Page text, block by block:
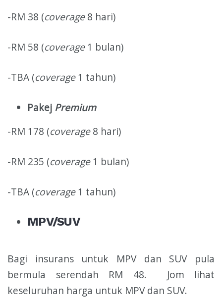
-RM 38 (coverage8 hari)
-RM 58 (coverage1 bulan)
-TBA (coverage1 tahun)
Pakej Premium
-RM 178 (coverage8 hari)
-RM 235 (coverage1 bulan)
-TBA (coverage1 tahun)
MPV/SUV
Bagi insurans untuk MPV dan SUV pula
bermula serendah RM 48. Jom lihat
keseluruhan harga untuk MPV dan SUV.